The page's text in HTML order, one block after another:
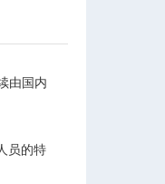
由国内
员的特